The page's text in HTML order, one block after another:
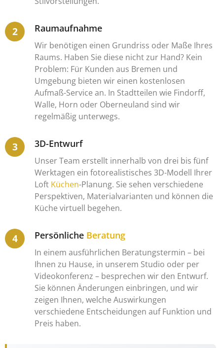
Raumaufnahme
Wir benötigen einen Grundriss oder Maße Ihres
Raums. Haben Sie diese nicht zur Hand? Kein
Problem: Für Kunden aus Bremen und
Umgebung bieten wir einen kostenlosen
Aufmaß-Service an. In Stadtteilen wie Findorff,
Walle, Horn oder Oberneuland sind wir
regelmäßig unterwegs.
3D-Entwurf
Unser Team erstellt innerhalb von drei bis fünf
Werktagen ein fotorealistisches 3D-Modell Ihrer
Loft Küchen-Planung. Sie sehen verschiedene
Perspektiven, Materialvarianten und können die
Küche virtuell begehen.
Persönliche Beratung
In einem ausführlichen Beratungstermin – bei
Ihnen zu Hause, in unserem Studio oder per
Videokonferenz – besprechen wir den Entwurf.
Sie können Änderungen einbringen, und wir
zeigen Ihnen, welche Auswirkungen
verschiedene Entscheidungen auf Funktion und
Preis haben.